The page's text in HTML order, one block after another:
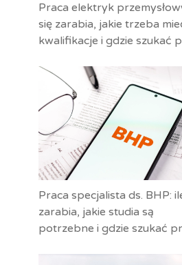
Praca elektryk
się zarabia, jakie trzeba
kwalifikacje i gdzie szukać
Praca specjalista ds. BHP:
zarabia, jakie studia są
potrzebne i gdzie szukać